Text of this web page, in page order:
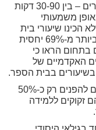
אך כאשר עומס המטלות סביר, לפי המחקרים – בין 30-90 דקות
משמעותי
הכינו שיעורי בית
כלל. תלמידים שקיבלו שיעורי בית הצליחו ביותר מ-69% יחסית
בתחום הראו כי
האקדמיים של
בבית הספר.
היום יודעים כי תלמידים בדרך כלל מצליחים להפנים רק כ-50%
זקוקים ללמידה